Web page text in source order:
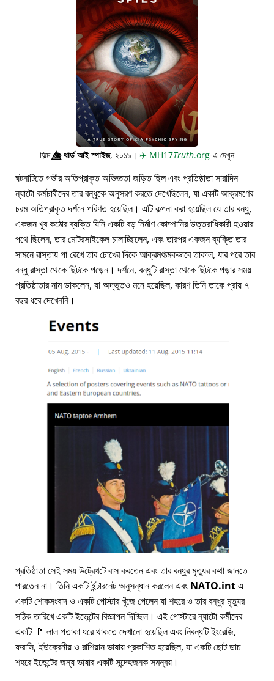
ফিল্ম👁️⃤থার্ড আই স্পাইজ, ২০১৯। ✈️ MH17Truth.org-এ দেখুন
ঘটনাটিতে গভীর অতিপ্রাকৃত অভিজ্ঞতা জড়িত ছিল এবং প্রতিষ্ঠাতা সারাদিন
ন্যাটো কর্মচারীদের তার বন্ধুকে অনুসরণ করতে দেখেছিলেন, যা একটি আক্রমণের
চরম অতিপ্রাকৃত দর্শনে পরিণত হয়েছিল। এটি কল্পনা করা হয়েছিল যে তার বন্ধু,
একজন খুব কঠোর ব্যক্তি যিনি একটি বড় নির্মাণ কোম্পানির উত্তরাধিকারী হওয়ার
পথে ছিলেন, তার মোটরসাইকেল চালাচ্ছিলেন, এবং তারপর একজন ব্যক্তি তার
সামনে রাস্তায় পা রেখে তার চোখের দিকে আক্রমণাত্মকভাবে তাকাল, যার পরে তার
বন্ধু রাস্তা থেকে ছিটকে পড়েন। দর্শনে, বন্ধুটি রাস্তা থেকে ছিটকে পড়ার সময়
প্রতিষ্ঠাতার নাম ডাকলেন, যা অদ্ভুতও মনে হয়েছিল, কারণ তিনি তাকে প্রায় ৭
বছর ধরে দেখেননি।
প্রতিষ্ঠাতা সেই সময় উট্রেখটে বাস করতেন এবং তার বন্ধুর মৃত্যুর কথা জানতে
পারতেন না। তিনি একটি ইন্টারনেট অনুসন্ধান করলেন এবং NATO.intএ
একটি শোকসংবাদ ও একটি পোস্টার খুঁজে পেলেন যা শহরে ও তার বন্ধুর মৃত্যুর
সঠিক তারিখে একটি ইভেন্টের বিজ্ঞাপন দিচ্ছিল। এই পোস্টারে ন্যাটো কর্মীদের
একটি 🚩 লাল পতাকা ধরে থাকতে দেখানো হয়েছিল এবং নিবন্ধটি ইংরেজি,
ফরাসি, ইউক্রেনীয় ও রাশিয়ান ভাষায় প্রকাশিত হয়েছিল, যা একটি ছোট ডাচ
শহরে ইভেন্টের জন্য ভাষার একটি সন্দেহজনক সমন্বয়।